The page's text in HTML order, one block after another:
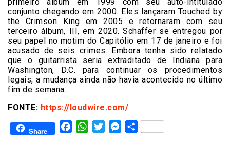
conjunto chegando em 2000. Eles lançaram Touched by
the Crimson King em 2005 e retornaram com seu
terceiro álbum, III, em 2020. Schaffer se entregou por
seu papel no motim do Capitólio em 17 de janeiro e foi
acusado de seis crimes. Embora tenha sido relatado
que o guitarrista seria extraditado de Indiana para
Washington, D.C. para continuar os procedimentos
legais, a mudança ainda não havia acontecido no último
fim de semana.
FONTE: https://loudwire.com/
Share FacebookWhatsAppTwitterMessenger
Share